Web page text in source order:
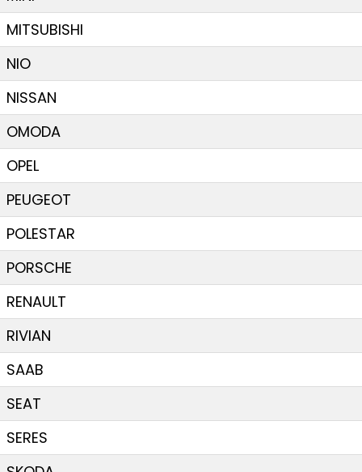
MITSUBISHI
NIO
NISSAN
OMODA
OPEL
PEUGEOT
POLESTAR
PORSCHE
RENAULT
RIVIAN
SAAB
SEAT
SERES